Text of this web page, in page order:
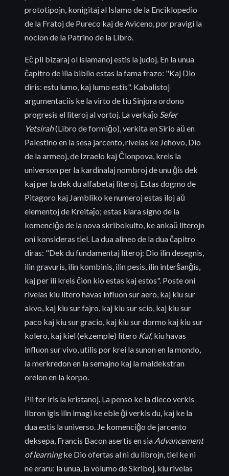
prototipojn, konigitaj al Islamo de la Enciklopedio
de la Fratoj de Pureco kaj de Aviceno, por pravigi la
nocion de la Patrino de la Libro.
Eĉ pli bizaraj ol islamanoj estis la judoj. En la unua
ĉapitro de ilia biblio estas la fama frazo: "Kaj Dio
diris: estu lumo, kaj lumo estis". Kabalistoj
argumentaciis ke la virto de tiu Sinjora ordono
progresis el literoj al vortoj. La verkaĵo Sefer
Yetsirah(Libro de formiĝo), verkita en Sirio aŭ en
Palestino en la sesa jarcento, rivelas ke Jehovo, Dio
de la armeoj, de Izraelo kaj Ĉionpova, kreis la
universon per la kardinalaj nombroj de unu ĝis dek
kaj per la dek du alfabetaj literoj. Estas dogmo de
Pitagoro kaj Jambliko ke numeroj estas iloj aŭ
elementoj de Kreitaĵo; estas klara signo de la
komenciĝo de la nova skribokulto, ke ankaŭ literojn
oni konsideras tiel. La dua alineo de la dua ĉapitro
diras: "Dek du fundamentaj literoj: Dio ilin desegnis,
ilin gravuris, ilin kombinis, ilin pesis, ilin interŝanĝis,
kaj per ili kreis ĉion kio estas kaj estos". Poste oni
rivelas kiu litero havas influon sur aero, kaj kiu sur
akvo, kaj kiu sur fajro, kaj kiu sur scio, kaj kiu sur
paco kaj kiu sur gracio, kaj kiu sur dormo kaj kiu sur
kolero, kaj kiel (ekzemple) litero Kaf, kiu havas
influon sur vivo, utilis por krei la sunon en la mondo,
la merkredon en la semajno kaj la maldekstran
orelon en la korpo.
Pli for iris la kristanoj. La penso ke la dieco verkis
libron igis ilin imagi ke eble ĝi verkis du, kaj ke la
dua estis la universo. Je komenciĝo de jarcento
deksepa, Francis Bacon asertis en sia Advancement
of learningke Dio ofertas al ni du librojn, tiel ke ni
ne eraru: la unua, la volumo de Skriboj, kiu rivelas